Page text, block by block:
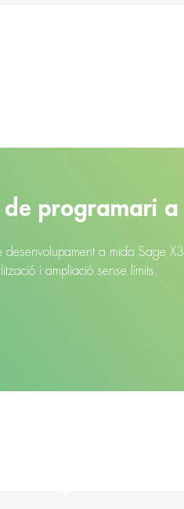
de programari a
desenvolupament a mida Sage X3
i ampliació sense límits.